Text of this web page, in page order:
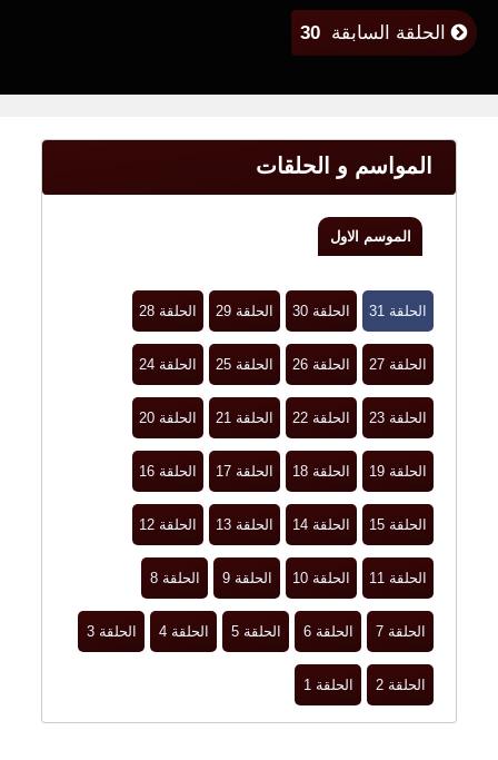
الحلقة السابقة 30
المواسم و الحلقات
الموسم الاول
الحلقة 31 الحلقة 30 الحلقة 29 الحلقة 28
الحلقة 27 الحلقة 26 الحلقة 25 الحلقة 24
الحلقة 23 الحلقة 22 الحلقة 21 الحلقة 20
الحلقة 19 الحلقة 18 الحلقة 17 الحلقة 16
الحلقة 15 الحلقة 14 الحلقة 13 الحلقة 12
الحلقة 11 الحلقة 10 الحلقة 9 الحلقة 8
الحلقة 7 الحلقة 6 الحلقة 5 الحلقة 4 الحلقة 3
الحلقة 2 الحلقة 1